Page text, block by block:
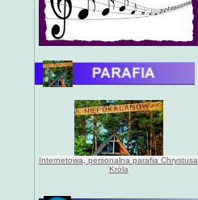
Internetowa, personalna parafia Chrystusa
Króla